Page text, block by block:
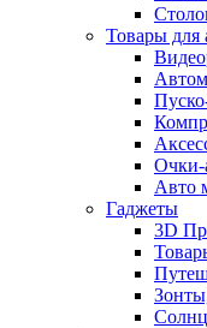
Товары для
Очки-
Авто
Гаджеты
3D